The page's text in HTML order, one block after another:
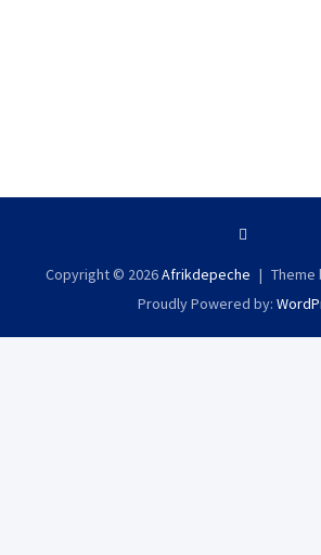
Copyright © 2026Afrikdepeche Theme
Proudly Powered by: